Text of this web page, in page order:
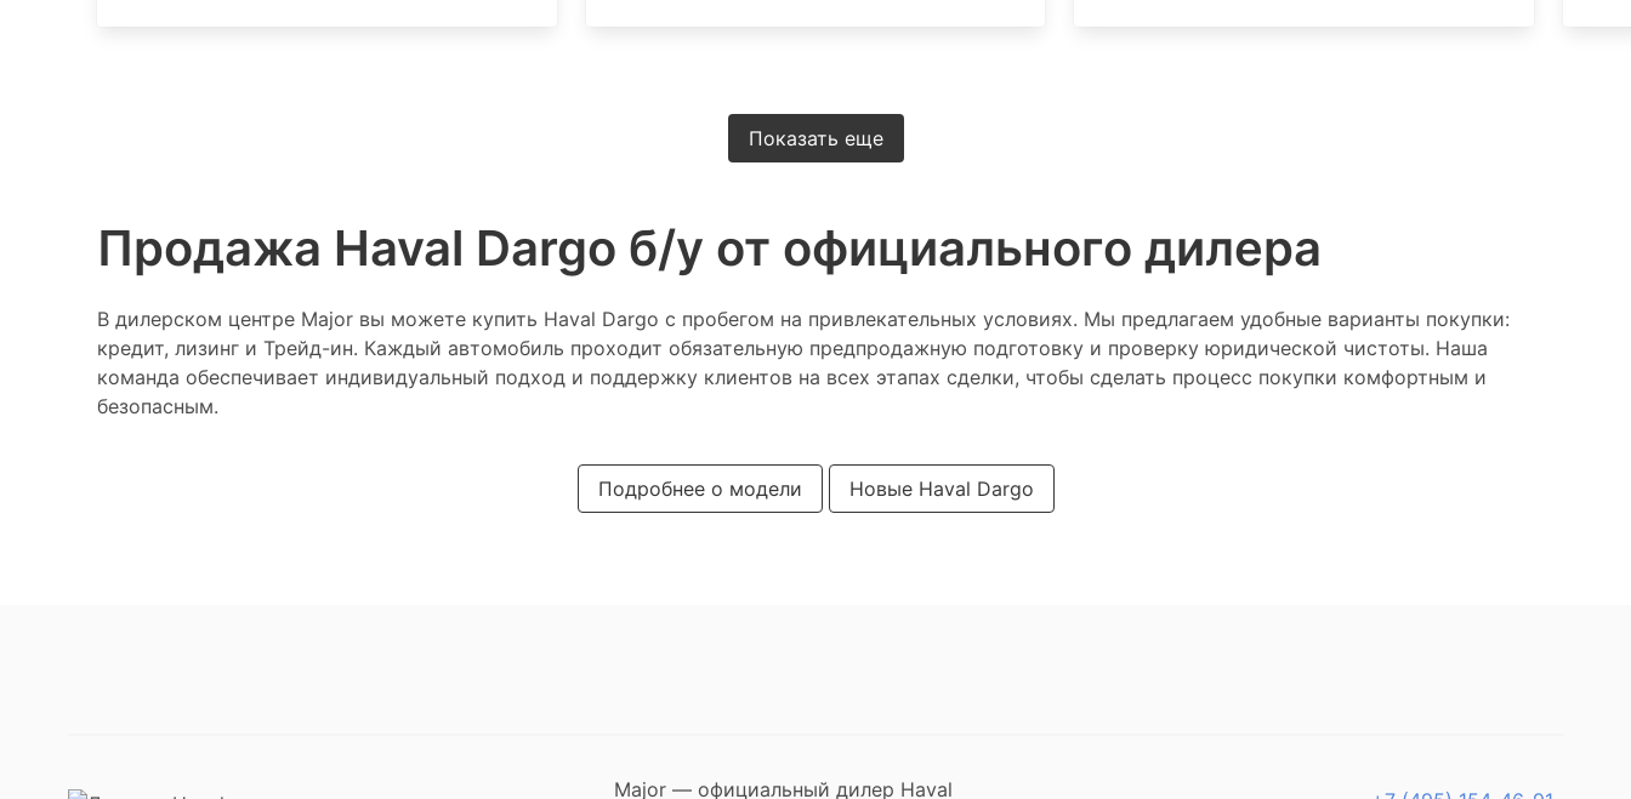
Показать еще
Продажа Haval Dargo б/у от официального дилера
В дилерском центре Major вы можете купить Haval Dargo с пробегом на привлекательных условиях. Мы предлагаем удобные варианты покупки:
кредит, лизинг и Трейд-ин. Каждый автомобиль проходит обязательную предпродажную подготовку и проверку юридической чистоты. Наша
команда обеспечивает индивидуальный подход и поддержку клиентов на всех этапах сделки, чтобы сделать процесс покупки комфортным и
безопасным.
Подробнее о модели Новые Haval Dargo
Major — официальный дилер Haval